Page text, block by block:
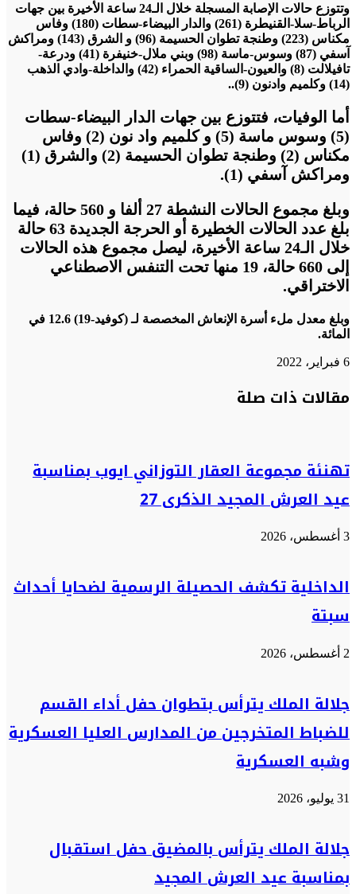
وتتوزع حالات الإصابة المسجلة خلال الـ24 ساعة الأخيرة بين جهات
الرباط-سلا-القنيطرة (261) والدار البيضاء-سطات (180) وفاس
مكناس (223) وطنجة تطوان الحسيمة (96) و الشرق (143) ومراكش
آسفي (87) وسوس-ماسة (98) وبني ملال-خنيفرة (41) ودرعة-
تافيلالت (8) والعيون-الساقية الحمراء (42) والداخلة-وادي الذهب
(14) وكلميم وادنون (9)..
أما الوفيات، فتتوزع بين جهات الدار البيضاء-سطات
(5) وسوس ماسة (5) و كلميم واد نون (2) وفاس
مكناس (2) وطنجة تطوان الحسيمة (2) والشرق (1)
ومراكش آسفي (1).
وبلغ مجموع الحالات النشطة 27 ألفا و 560 حالة، فيما
بلغ عدد الحالات الخطيرة أو الحرجة الجديدة 63 حالة
خلال الـ24 ساعة الأخيرة، ليصل مجموع هذه الحالات
إلى 660 حالة، 19 منها تحت التنفس الاصطناعي
الاختراقي.
وبلغ معدل ملء أسرة الإنعاش المخصصة لـ (كوفيد-19) 12.6 في
المائة.
6 فبراير، 2022
عبر
البريد
مقالات ذات صلة
تهنئة مجموعة العقار التوزاني ايوب بمناسبة
عيد العرش المجيد الذكرى 27
3 أغسطس، 2026
الداخلية تكشف الحصيلة الرسمية لضحايا أحداث
سبتة
2 أغسطس، 2026
جلالة الملك يترأس بتطوان حفل أداء القسم
للضباط المتخرجين من المدارس العليا العسكرية
وشبه العسكرية
31 يوليو، 2026
جلالة الملك يترأس بالمضيق حفل استقبال
بمناسبة عيد العرش المجيد